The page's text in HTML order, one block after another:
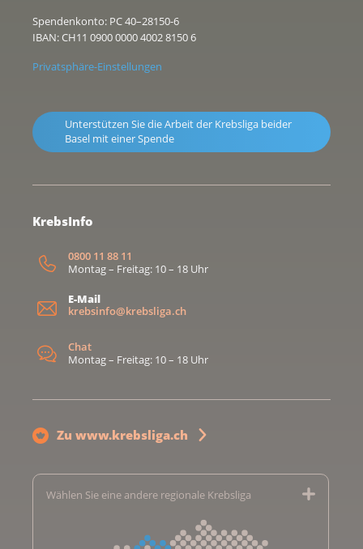
Spendenkonto: PC 40–28150-6
IBAN: CH11 0900 0000 4002 8150 6
Privatsphäre-Einstellungen
Unterstützen Sie die Arbeit der Krebsliga beider
Basel mit einer Spende
KrebsInfo
0800 11 88 11
Montag – Freitag: 10 – 18 Uhr
E-Mail
krebsinfo@krebsliga.ch
Chat
Montag – Freitag: 10 – 18 Uhr
Zu www.krebsliga.ch
Wählen Sie eine andere regionale Krebsliga